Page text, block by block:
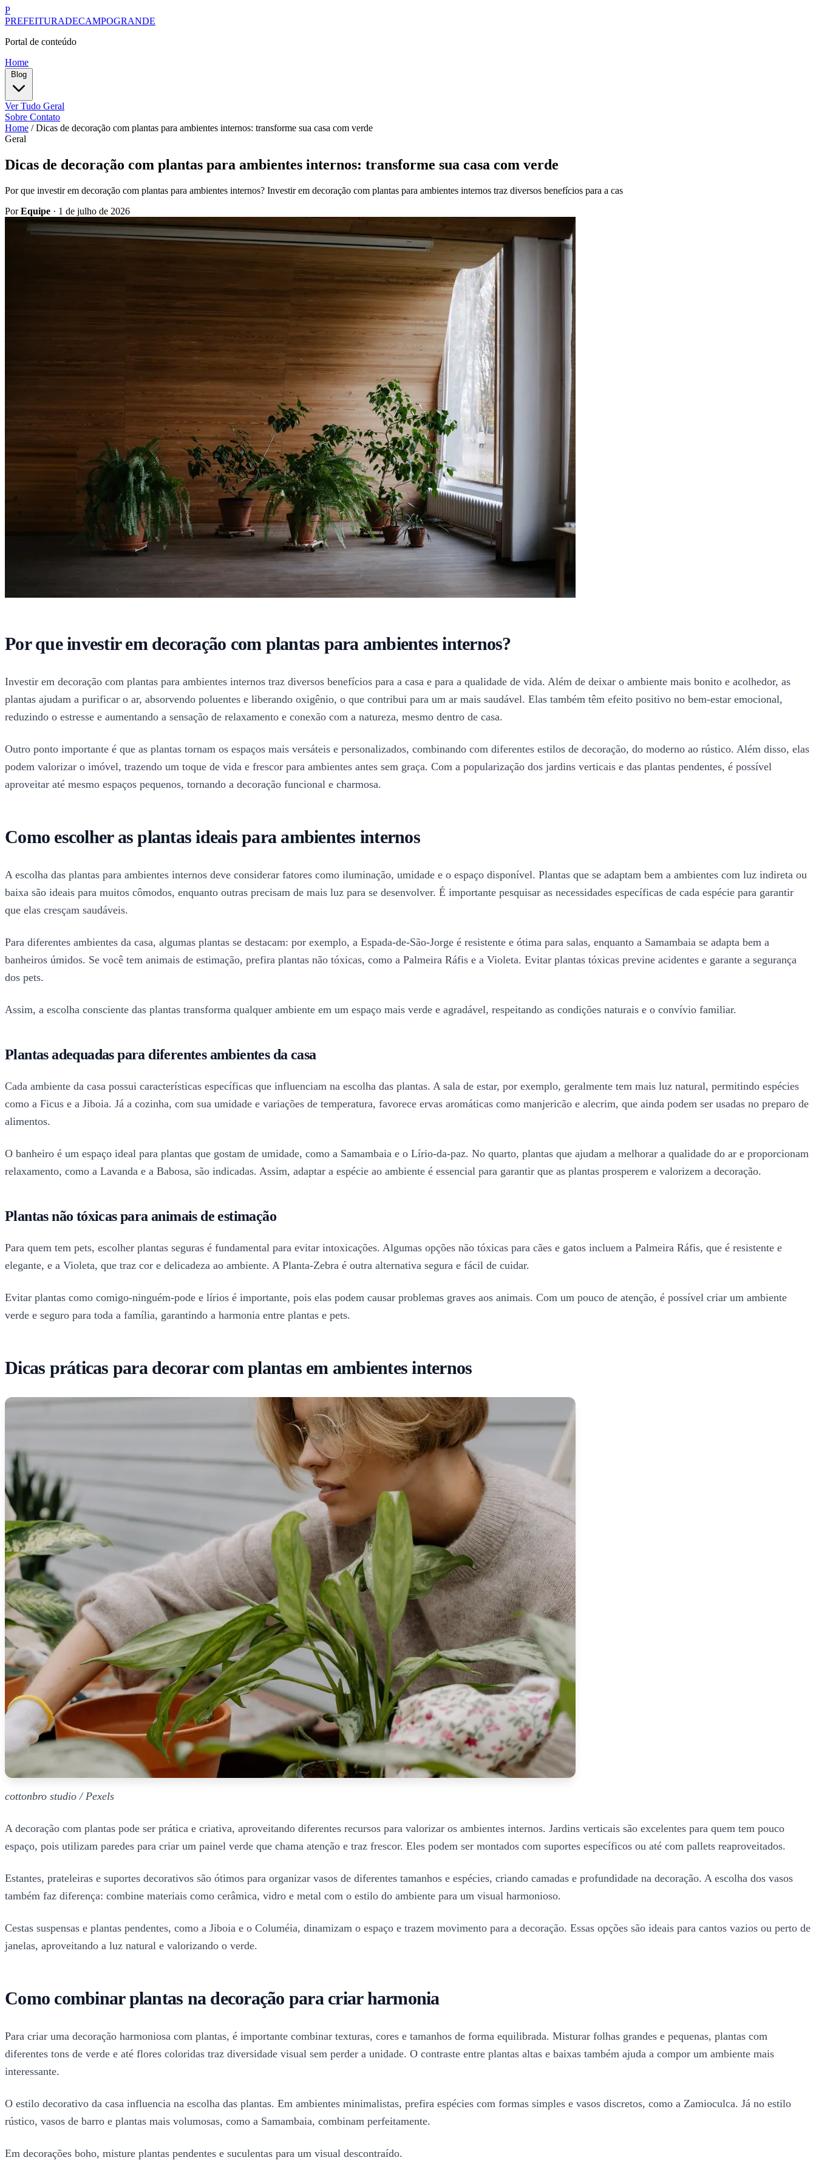
P
PREFEITURADECAMPOGRANDE
Portal de conteúdo
Home
Ver Tudo Geral
Sobre Contato
Home / Dicas de decoração com plantas para ambientes internos: transforme sua casa com verde
Geral
Dicas de decoração com plantas para ambientes internos: transforme sua casa com verde
Por que investir em decoração com plantas para ambientes internos? Investir em decoração com plantas para ambientes internos traz diversos benefícios para a cas
PorEquipe · 1 de julho de 2026
Por que investir em decoração com plantas para ambientes internos?
Investir em decoração com plantas para ambientes internos traz diversos benefícios para a casa e para a qualidade de vida. Além de deixar o ambiente mais bonito e acolhedor, as
plantas ajudam a purificar o ar, absorvendo poluentes e liberando oxigênio, o que contribui para um ar mais saudável. Elas também têm efeito positivo no bem-estar emocional,
reduzindo o estresse e aumentando a sensação de relaxamento e conexão com a natureza, mesmo dentro de casa.
Outro ponto importante é que as plantas tornam os espaços mais versáteis e personalizados, combinando com diferentes estilos de decoração, do moderno ao rústico. Além disso, elas
podem valorizar o imóvel, trazendo um toque de vida e frescor para ambientes antes sem graça. Com a popularização dos jardins verticais e das plantas pendentes, é possível
aproveitar até mesmo espaços pequenos, tornando a decoração funcional e charmosa.
Como escolher as plantas ideais para ambientes internos
A escolha das plantas para ambientes internos deve considerar fatores como iluminação, umidade e o espaço disponível. Plantas que se adaptam bem a ambientes com luz indireta ou
baixa são ideais para muitos cômodos, enquanto outras precisam de mais luz para se desenvolver. É importante pesquisar as necessidades específicas de cada espécie para garantir
que elas cresçam saudáveis.
Para diferentes ambientes da casa, algumas plantas se destacam: por exemplo, a Espada-de-São-Jorge é resistente e ótima para salas, enquanto a Samambaia se adapta bem a
banheiros úmidos. Se você tem animais de estimação, prefira plantas não tóxicas, como a Palmeira Ráfis e a Violeta. Evitar plantas tóxicas previne acidentes e garante a segurança
dos pets.
Assim, a escolha consciente das plantas transforma qualquer ambiente em um espaço mais verde e agradável, respeitando as condições naturais e o convívio familiar.
Plantas adequadas para diferentes ambientes da casa
Cada ambiente da casa possui características específicas que influenciam na escolha das plantas. A sala de estar, por exemplo, geralmente tem mais luz natural, permitindo espécies
como a Ficus e a Jiboia. Já a cozinha, com sua umidade e variações de temperatura, favorece ervas aromáticas como manjericão e alecrim, que ainda podem ser usadas no preparo de
alimentos.
O banheiro é um espaço ideal para plantas que gostam de umidade, como a Samambaia e o Lírio-da-paz. No quarto, plantas que ajudam a melhorar a qualidade do ar e proporcionam
relaxamento, como a Lavanda e a Babosa, são indicadas. Assim, adaptar a espécie ao ambiente é essencial para garantir que as plantas prosperem e valorizem a decoração.
Plantas não tóxicas para animais de estimação
Para quem tem pets, escolher plantas seguras é fundamental para evitar intoxicações. Algumas opções não tóxicas para cães e gatos incluem a Palmeira Ráfis, que é resistente e
elegante, e a Violeta, que traz cor e delicadeza ao ambiente. A Planta-Zebra é outra alternativa segura e fácil de cuidar.
Evitar plantas como comigo-ninguém-pode e lírios é importante, pois elas podem causar problemas graves aos animais. Com um pouco de atenção, é possível criar um ambiente
verde e seguro para toda a família, garantindo a harmonia entre plantas e pets.
Dicas práticas para decorar com plantas em ambientes internos
cottonbro studio / Pexels
A decoração com plantas pode ser prática e criativa, aproveitando diferentes recursos para valorizar os ambientes internos. Jardins verticais são excelentes para quem tem pouco
espaço, pois utilizam paredes para criar um painel verde que chama atenção e traz frescor. Eles podem ser montados com suportes específicos ou até com pallets reaproveitados.
Estantes, prateleiras e suportes decorativos são ótimos para organizar vasos de diferentes tamanhos e espécies, criando camadas e profundidade na decoração. A escolha dos vasos
também faz diferença: combine materiais como cerâmica, vidro e metal com o estilo do ambiente para um visual harmonioso.
Cestas suspensas e plantas pendentes, como a Jiboia e o Columéia, dinamizam o espaço e trazem movimento para a decoração. Essas opções são ideais para cantos vazios ou perto de
janelas, aproveitando a luz natural e valorizando o verde.
Como combinar plantas na decoração para criar harmonia
Para criar uma decoração harmoniosa com plantas, é importante combinar texturas, cores e tamanhos de forma equilibrada. Misturar folhas grandes e pequenas, plantas com
diferentes tons de verde e até flores coloridas traz diversidade visual sem perder a unidade. O contraste entre plantas altas e baixas também ajuda a compor um ambiente mais
interessante.
O estilo decorativo da casa influencia na escolha das plantas. Em ambientes minimalistas, prefira espécies com formas simples e vasos discretos, como a Zamioculca. Já no estilo
rústico, vasos de barro e plantas mais volumosas, como a Samambaia, combinam perfeitamente.
Em decorações boho, misture plantas pendentes e suculentas para um visual descontraído.